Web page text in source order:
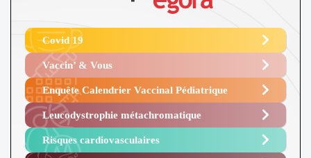
Covid 19
Vaccin’ & Vous
Enquête Calendrier Vaccinal Pédiatrique
Leucodystrophie métachromatique
Risques cardiovasculaires